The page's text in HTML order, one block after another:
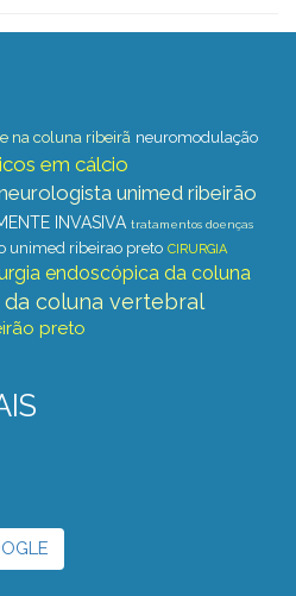
na coluna ribeirã neuromodulação
em cálcio
unimed ribeirão
INVASIVA tratamentos doenças
unimed ribeirao preto CIRURGIA
endoscópica da coluna
da coluna vertebral
preto